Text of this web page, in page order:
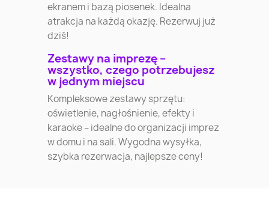
ekranem i bazą piosenek. Idealna
atrakcja na każdą okazję. Rezerwuj już
dziś!
Zestawy na imprezę –
wszystko, czego potrzebujesz
w jednym miejscu
Kompleksowe zestawy sprzętu:
oświetlenie, nagłośnienie, efekty i
karaoke – idealne do organizacji imprez
w domu i na sali. Wygodna wysyłka,
szybka rezerwacja, najlepsze ceny!